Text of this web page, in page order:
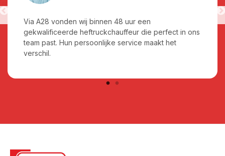
Via A28 vonden wij binnen 48 uur een
gekwalificeerde heftruckchauffeur die perfect in ons
team past. Hun persoonlijke service maakt het
verschil.